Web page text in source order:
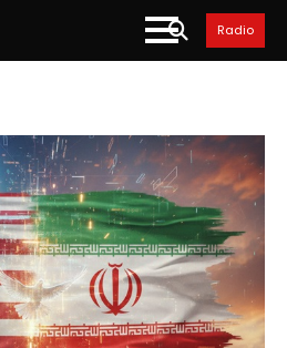
Radio